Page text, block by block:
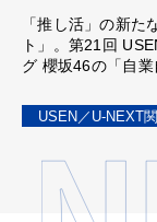
「推し活」の新
ト」。第21回
グ 櫻坂46の「自業
USEN／U-NEXT